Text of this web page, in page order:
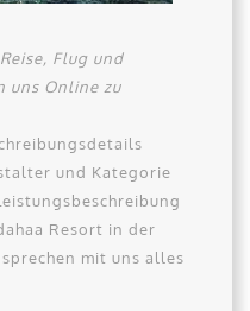
Flug und
uns Online zu
und Kategorie
Resort in der
mit uns alles